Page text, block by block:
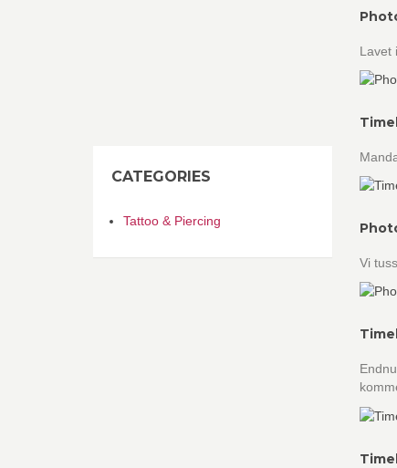
Lavet
Vi
CATEGORIES
Tattoo & Piercing